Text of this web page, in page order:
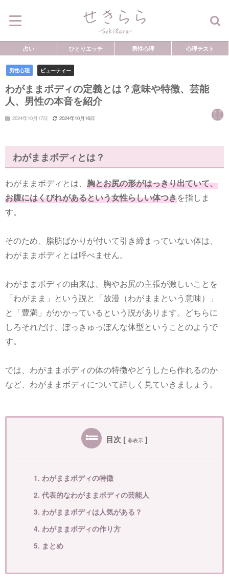
占い ひとりエッチ 男性心理 心理テスト
男性心理 ビューティー
わがままボディの定義とは？意味や特徴、芸能
人、男性の本音を紹介
2024年10月17日 2024年10月16日
わがままボディとは？
わがままボディとは、 胸とお尻の形がはっきり出ていて、
お腹にはくびれがあるという女性らしい体つきを指しま
す。
そのため、脂肪ばかりが付いて引き締まっていない体は、
わがままボディとは呼べません。
わがままボディの由来は、胸やお尻の主張が激しいことを
「わがまま」という説と「放漫（わがままという意味）」
と「豊満」がかかっているという説があります。どちらに
しろそれだけ、ぼっきゅっぼんな体型ということのようで
す。
では、わがままボディの体の特徴やどうしたら作れるのか
など、わがままボディについて詳しく見ていきましょう。
目次 [ 非表示 ]
1. わがままボディの特徴
2. 代表的なわがままボディの芸能人
3. わがままボディは人気がある？
4. わがままボディの作り方
5. まとめ